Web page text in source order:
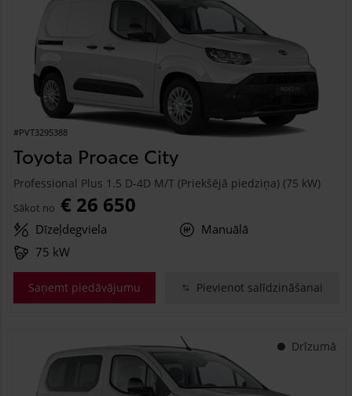
#PVT3295388
Toyota Proace City
Professional Plus 1.5 D-4D M/T (Priekšējā piedziņa) (75 kW)
Sākot no € 26 650
Dīzeļdegviela
Manuālā
75 kW
Saņemt piedāvājumu Pievienot salīdzināšanai
Drīzumā